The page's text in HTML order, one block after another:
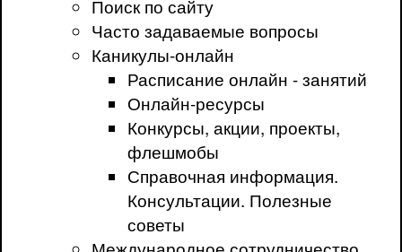
Поиск по сайту
Часто задаваемые вопросы
Каникулы-онлайн
Расписание онлайн - занятий
Онлайн-ресурсы
Конкурсы, акции, проекты,
флешмобы
Справочная информация.
Консультации. Полезные
советы